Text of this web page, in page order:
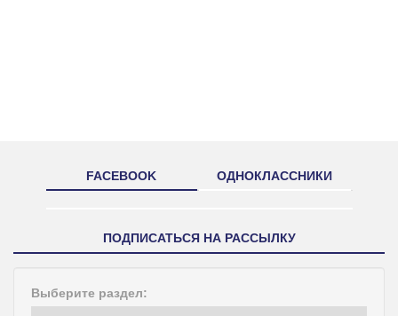
FACEBOOK ОДНОКЛАССНИКИ
ПОДПИСАТЬСЯ НА РАССЫЛКУ
Выберите раздел: